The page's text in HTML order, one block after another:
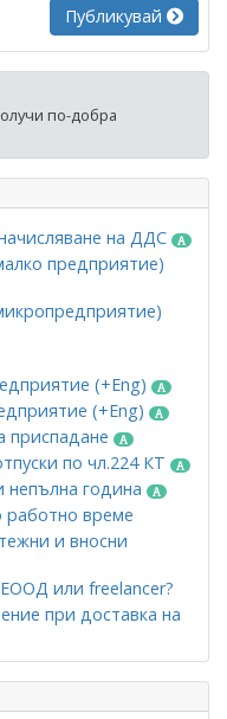
Публикувай
по-добра
на ДДС
предприятие)
(+Eng)
(+Eng)
приспадане
по чл.224 КТ
непълна година
време
и вносни
или freelancer?
при доставка на